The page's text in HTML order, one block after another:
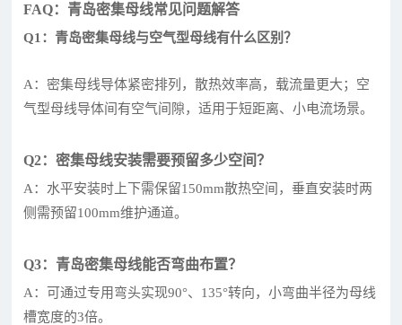
FAQ：青岛密集母线常见问题解答
Q1：青岛密集母线与空气型母线有什么区别？
A：密集母线导体紧密排列，散热效率高，载流量更大；空
气型母线导体间有空气间隙，适用于短距离、小电流场景。
Q2：密集母线安装需要预留多少空间？
A：水平安装时上下需保留150mm散热空间，垂直安装时两
侧需预留100mm维护通道。
Q3：青岛密集母线能否弯曲布置？
A：可通过专用弯头实现90°、135°转向，小弯曲半径为母线
槽宽度的3倍。